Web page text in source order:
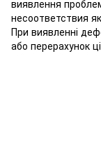
виявлення
несоответствия
При виявленні
або перерахунок